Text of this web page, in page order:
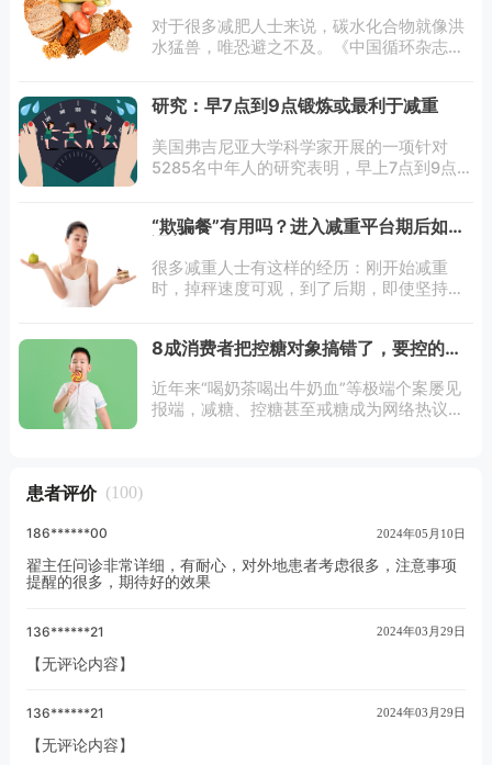
对于很多减肥人士来说，碳水化合物就像洪
水猛兽，唯恐避之不及。《中国循环杂志》
才至关重要，并给出如下研究支持这一观
研究：早7点到9点锻炼或最利于减重
美国弗吉尼亚大学科学家开展的一项针对
5285名中年人的研究表明，早上7点到9点
身体质量指数（BMI=体重/身高^2）更
“欺骗餐”有用吗？进入减重平台期后如何
很多减重人士有这样的经历：刚开始减重
时，掉秤速度可观，到了后期，即使坚持清
碳水化合物的“欺骗餐”加入到减重饮食计划
8成消费者把控糖对象搞错了，要控的不
近年来“喝奶茶喝出牛奶血”等极端个案屡见
报端，减糖、控糖甚至戒糖成为网络热议的
患者评价 (100)
186******00 2024年05月10日
翟主任问诊非常详细，有耐心，对外地患者考虑很多，注意事项
提醒的很多，期待好的效果
136******21 2024年03月29日
【无评论内容】
136******21 2024年03月29日
【无评论内容】